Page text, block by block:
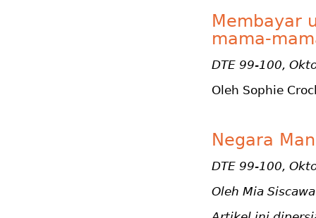
Membayar
mama-
DTE 99-100,
Oleh Sophie
Negara
DTE 99-100,
Oleh Mia